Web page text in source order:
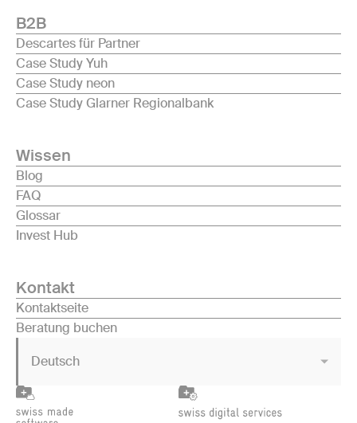
B2B
Descartes für Partner
Case Study Yuh
Case Study neon
Case Study Glarner Regionalbank
Wissen
Blog
FAQ
Glossar
Invest Hub
Kontakt
Kontaktseite
Beratung buchen
Deutsch